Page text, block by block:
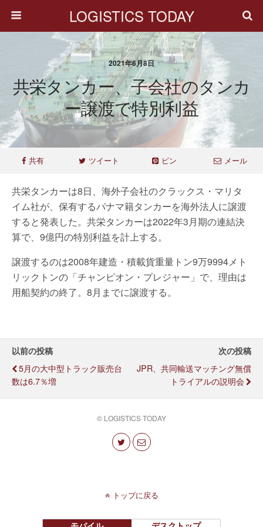
LOGISTICS TODAY
2021年6月8日
共栄タンカー、子会社のタンカ
ー譲渡で特別利益
共有 ツイート ピン メール
共栄タンカーは8日、海外子会社のクラックス・マリタ
イム社が、保有するパナマ籍タンカーを海外法人に譲渡
すると発表した。共栄タンカーは2022年3月期の連結決
算で、9億円の特別利益を計上する。
譲渡するのは2008年建造・積載貨重量トン9万9994メト
リックトンの「チャンピオン・プレジャー」で、理由は
用船契約の終了。8月までに譲渡する。
以前の投稿
5月の大中型トラック販売台
数は6.7％増
次の投稿
JPR、共同輸送マッチング無償
トライアルの説明会
© LOGISTICS TODAY
トップに戻る